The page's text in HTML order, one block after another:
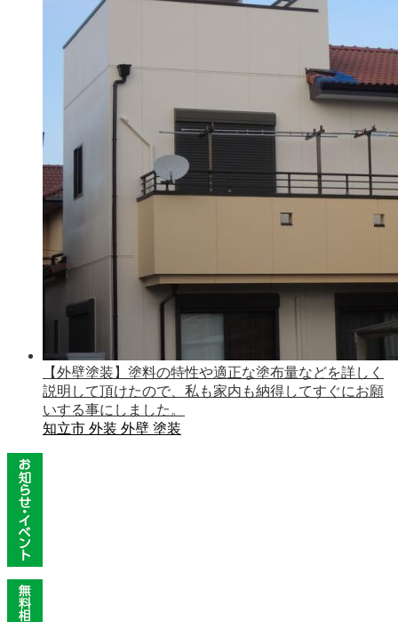
【外壁塗装】塗料の特性や適正な塗布量などを詳しく
説明して頂けたので、私も家内も納得してすぐにお願
いする事にしました。
知立市 外装 外壁 塗装